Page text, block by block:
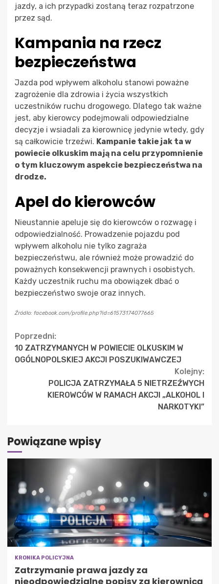
jazdy, a ich przypadki zostaną teraz rozpatrzone
przez sąd.
Kampania na rzecz
bezpieczeństwa
Jazda pod wpływem alkoholu stanowi poważne
zagrożenie dla zdrowia i życia wszystkich
uczestników ruchu drogowego. Dlatego tak ważne
jest, aby kierowcy podejmowali odpowiedzialne
decyzje i wsiadali za kierownicę jedynie wtedy, gdy
są całkowicie trzeźwi. Kampanie takie jak ta w
powiecie olkuskim mają na celu przypomnienie
o tym kluczowym aspekcie bezpieczeństwa na
drodze.
Apel do kierowców
Nieustannie apeluje się do kierowców o rozwagę i
odpowiedzialność. Prowadzenie pojazdu pod
wpływem alkoholu nie tylko zagraża
bezpieczeństwu, ale również może prowadzić do
poważnych konsekwencji prawnych i osobistych.
Każdy uczestnik ruchu ma obowiązek dbać o
bezpieczeństwo swoje oraz innych.
Źródło: facebook.com/profile.php?id=61573174077665
Continue
Reading
Poprzedni:
10 ZATRZYMANYCH W POWIECIE OLKUSKIM W
OGÓLNOPOLSKIEJ AKCJI POSZUKIWAWCZEJ
Kolejny:
POLICJA ZATRZYMAŁA 5 NIETRZEŹWYCH
KIEROWCÓW W RAMACH AKCJI „ALKOHOL I
NARKOTYKI”
Powiązane wpisy
KRONIKA POLICYJNA
Zatrzymanie prawa jazdy za
nieodpowiedzialne popisy za kierownicą